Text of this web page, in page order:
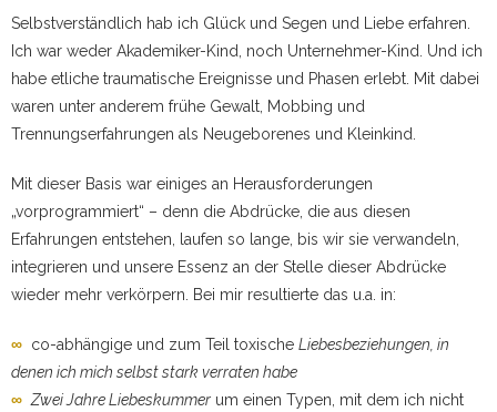
Selbstverständlich hab ich Glück und Segen und Liebe erfahren.
Ich war weder Akademiker-Kind, noch Unternehmer-Kind. Und ich
habe etliche traumatische Ereignisse und Phasen erlebt. Mit dabei
waren unter anderem frühe Gewalt, Mobbing und
Trennungserfahrungen als Neugeborenes und Kleinkind.
Mit dieser Basis war einiges an Herausforderungen
„vorprogrammiert“ – denn die Abdrücke, die aus diesen
Erfahrungen entstehen, laufen so lange, bis wir sie verwandeln,
integrieren und unsere Essenz an der Stelle dieser Abdrücke
wieder mehr verkörpern. Bei mir resultierte das u.a. in:
∞ co-abhängige und zum Teil toxische Liebesbeziehungen, in
denen ich mich selbst stark verraten habe
∞ Zwei Jahre Liebeskummer um einen Typen, mit dem ich nicht